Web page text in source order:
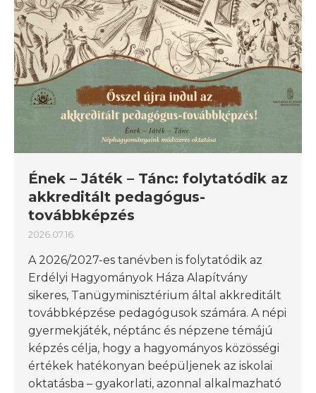
Ének – Játék – Tánc: folytatódik az
akkreditált pedagógus-
továbbképzés
2026.07.16.
A 2026/2027-es tanévben is folytatódik az
Erdélyi Hagyományok Háza Alapítvány
sikeres, Tanügyminisztérium által akkreditált
továbbképzése pedagógusok számára. A népi
gyermekjáték, néptánc és népzene témájú
képzés célja, hogy a hagyományos közösségi
értékek hatékonyan beépüljenek az iskolai
oktatásba – gyakorlati, azonnal alkalmazható